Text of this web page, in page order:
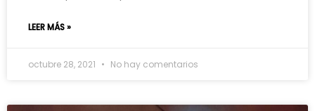
LEER MÁS »
octubre 28, 2021 No hay comentarios